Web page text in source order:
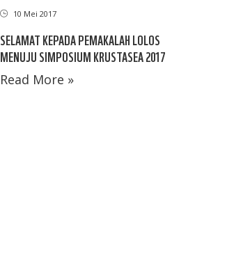
10 Mei 2017
SELAMAT KEPADA PEMAKALAH LOLOS
MENUJU SIMPOSIUM KRUSTASEA 2017
Read More »